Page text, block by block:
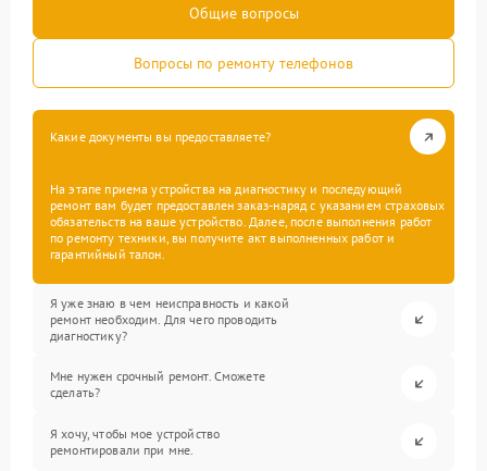
Общие вопросы
Вопросы по ремонту телефонов
Какие документы вы предоставляете?
На этапе приема устройства на диагностику и последующий
ремонт вам будет предоставлен заказ-наряд с указанием страховых
обязательств на ваше устройство. Далее, после выполнения работ
по ремонту техники, вы получите акт выполненных работ и
гарантийный талон.
Я уже знаю в чем неисправность и какой
ремонт необходим. Для чего проводить
диагностику?
Мне нужен срочный ремонт. Сможете
сделать?
Я хочу, чтобы мое устройство
ремонтировали при мне.